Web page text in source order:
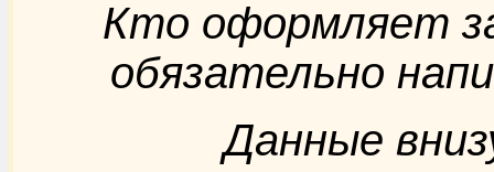
Кто оформляет
обязательно
Данные